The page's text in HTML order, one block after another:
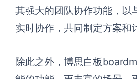
其强大的团队协作功能，以
实时协作，共同制定方案和
除此之外，博思白板